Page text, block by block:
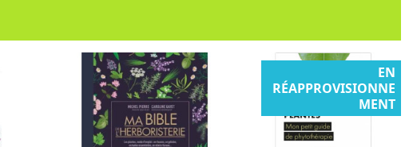
EN
RÉAPPROVISIONNE
MENT